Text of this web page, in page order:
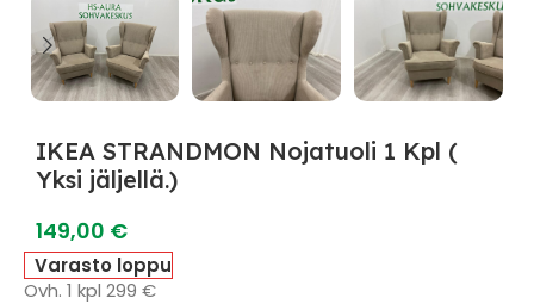
IKEA STRANDMON Nojatuoli 1 Kpl (
Yksi jäljellä.)
149,00 €
Varasto loppu
Ovh. 1 kpl 299 €